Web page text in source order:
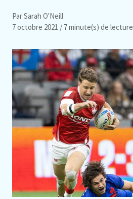
Par Sarah O'Neill
7 octobre 2021 / 7 minute(s) de lecture